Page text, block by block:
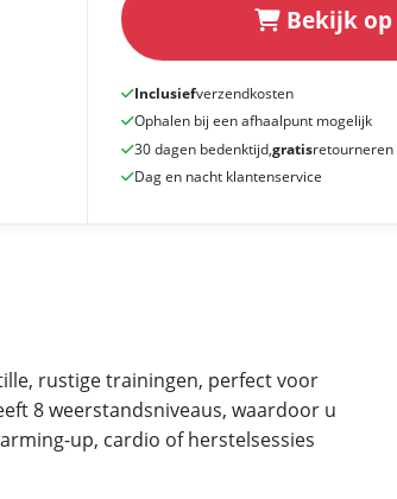
Bekijk op
Inclusiefverzendkosten
Ophalen bij een afhaalpunt mogelijk
30 dagen bedenktijd,gratisretourneren
Dag en nacht klantenservice
rustige trainingen, perfect voor
8 weerstandsniveaus, waardoor u
up, cardio of herstelsessies